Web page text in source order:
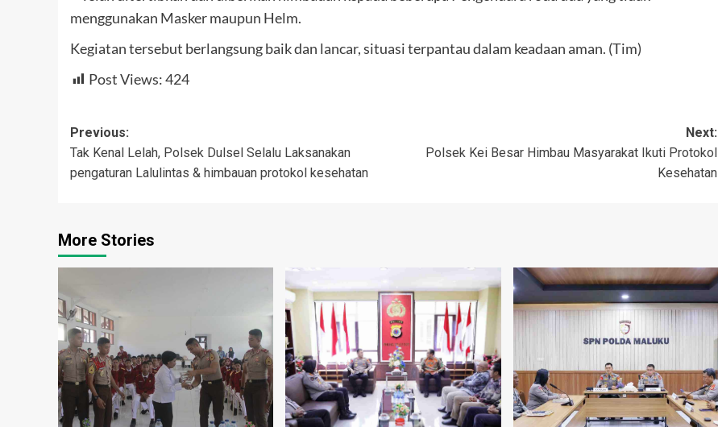
menggunakan Masker maupun Helm.
Kegiatan tersebut berlangsung baik dan lancar, situasi terpantau dalam keadaan aman. (Tim)
Post Views:424
Post
navigation
Previous:
Tak Kenal Lelah, Polsek Dulsel Selalu Laksanakan
pengaturan Lalulintas & himbauan protokol kesehatan
Next:
Polsek Kei Besar Himbau Masyarakat Ikuti Protokol
Kesehatan
More Stories